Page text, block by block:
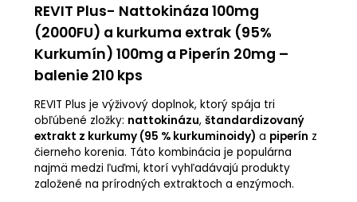
REVIT Plus- Nattokináza 100mg
(2000FU) a kurkuma extrak (95%
Kurkumín) 100mg a Piperín 20mg –
balenie 210 kps
REVIT Plus je výživový doplnok, ktorý spája tri
obľúbené zložky: nattokinázu, štandardizovaný
extrakt z kurkumy (95 % kurkuminoidy) a piperín z
čierneho korenia. Táto kombinácia je populárna
najmä medzi ľuďmi, ktorí vyhľadávajú produkty
založené na prírodných extraktoch a enzýmoch.